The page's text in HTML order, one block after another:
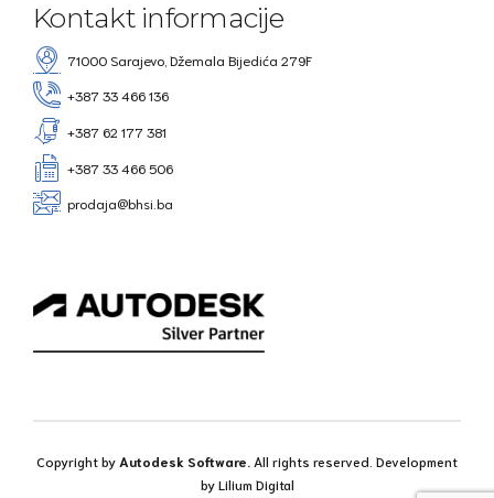
Kontakt informacije
71000 Sarajevo, Džemala Bijedića 279F
+387 33 466 136
+387 62 177 381
+387 33 466 506
prodaja@bhsi.ba
Copyright by Autodesk Software. All rights reserved. Development
byLilium Digital